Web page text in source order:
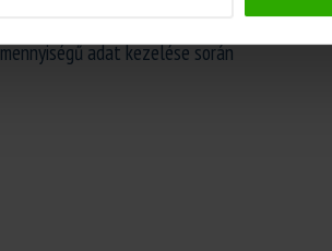
ukrán nyelven zajlik
adat kezelése során